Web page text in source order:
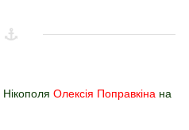
Олексія Поправкіна на